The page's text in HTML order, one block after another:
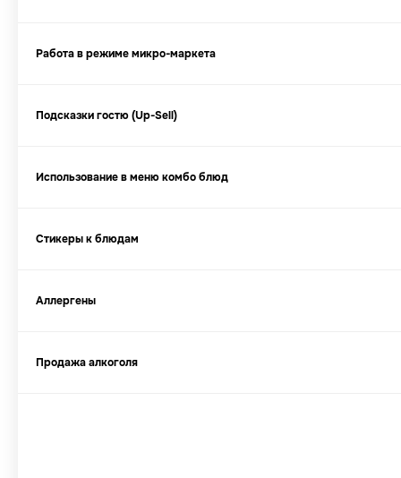
Работа в режиме микро-маркета
Подсказки гостю (Up-Sell)
Использование в меню комбо блюд
Стикеры к блюдам
Аллергены
Продажа алкоголя